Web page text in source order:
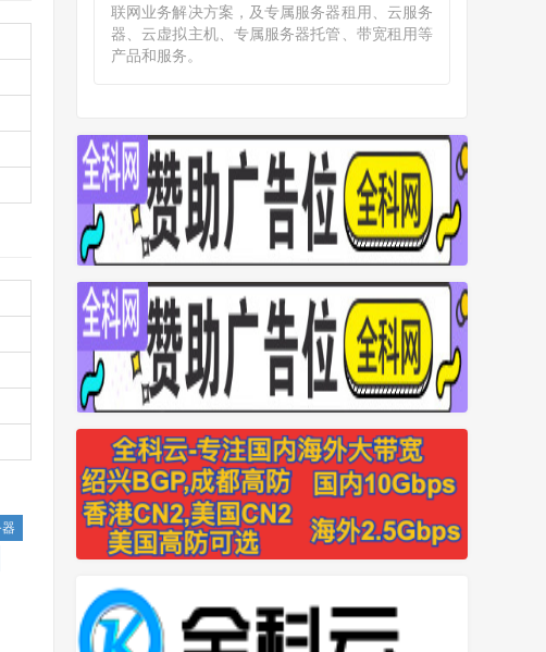
器
联网业务解决方案，及专属服务器租用、云服务
器、云虚拟主机、专属服务器托管、带宽租用等
产品和服务。